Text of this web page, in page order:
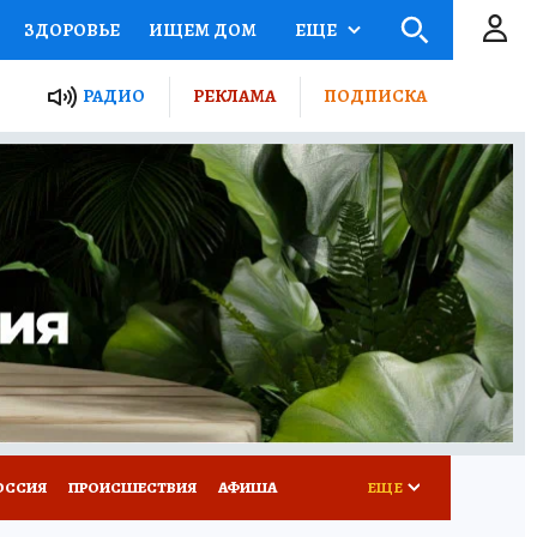
ЗДОРОВЬЕ ИЩЕМ ДОМ
ПРОЕКТЫ РОССИИ
ПУТЕВОДИТЕЛЬ
ТУРИЗМ
ПОТРЕБИТЕЛЯ ВСЕ О КП
ЕЩЕ
РАДИО РЕКЛАМА ПОДПИСКА
ПРОИСШЕСТВИЯ АФИША ЕЩЕ